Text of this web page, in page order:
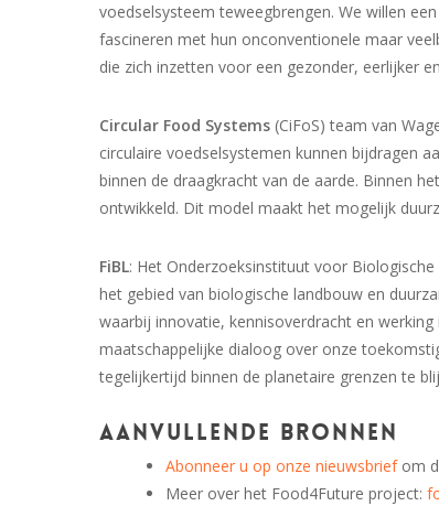
voedselsysteem teweegbrengen. We willen
fascineren met hun onconventionele maar
die zich inzetten voor een gezonder, eerlijker
Circular Food Systems (CiFoS) team van
circulaire voedselsystemen kunnen bijdragen
binnen de draagkracht van de aarde. Binnen
ontwikkeld. Dit model maakt het mogelijk
FiBL: Het Onderzoeksinstituut voor
het gebied van biologische landbouw en
waarbij innovatie, kennisoverdracht en
maatschappelijke dialoog over onze
tegelijkertijd binnen de planetaire grenzen te
Aanvullende bronnen
Abonneer u op onze nieuwsbriefom
Meer over het Food4Future project: